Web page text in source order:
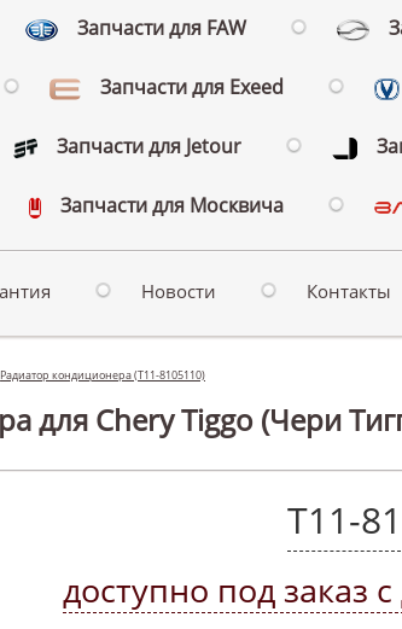
Запчасти для FAW
Запчасти для Exeed
Запчасти для Jetour
Запчасти для Москвича
Новости Контакты
Радиатор кондиционера (T11-8105110)
для Chery Tiggo (Чери
T11-
доступно под заказ